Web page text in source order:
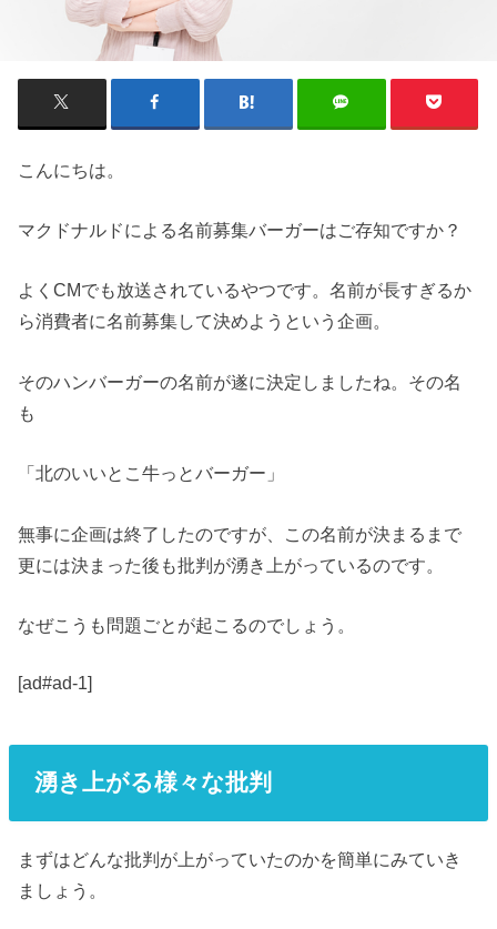
こんにちは。
マクドナルドによる名前募集バーガーはご存知ですか？
よくCMでも放送されているやつです。名前が長すぎるか
ら消費者に名前募集して決めようという企画。
そのハンバーガーの名前が遂に決定しましたね。その名
も
「北のいいとこ牛っとバーガー」
無事に企画は終了したのですが、この名前が決まるまで
更には決まった後も批判が湧き上がっているのです。
なぜこうも問題ごとが起こるのでしょう。
[ad#ad-1]
湧き上がる様々な批判
まずはどんな批判が上がっていたのかを簡単にみていき
ましょう。